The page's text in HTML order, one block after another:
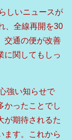
しいニュースが
、全線再開を30
交通の便が改善
に関してもしっ
強い知らせで
かったことでし
が期待されるた
ます。これから